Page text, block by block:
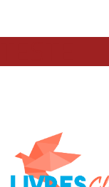
TESTE